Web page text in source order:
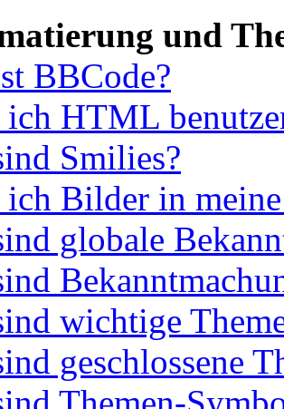
und
BBCode?
ich HTML
Smilies?
Bilder in
globale
wichtige
geschlossene